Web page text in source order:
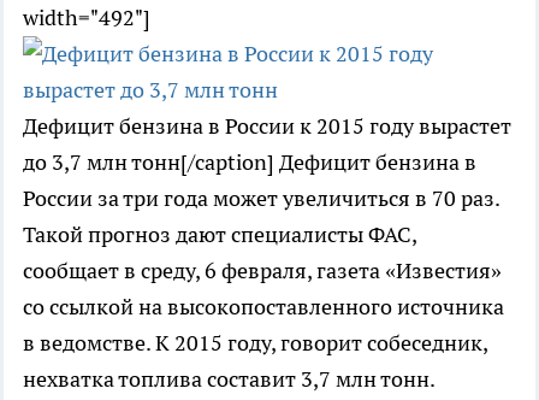
width="492"]
Дефицит бензина в России к 2015 году вырастет
до 3,7 млн тонн[/caption] Дефицит бензина в
России за три года может увеличиться в 70 раз.
Такой прогноз дают специалисты ФАС,
сообщает в среду, 6 февраля, газета «Известия»
со ссылкой на высокопоставленного источника
в ведомстве. К 2015 году, говорит собеседник,
нехватка топлива составит 3,7 млн тонн.